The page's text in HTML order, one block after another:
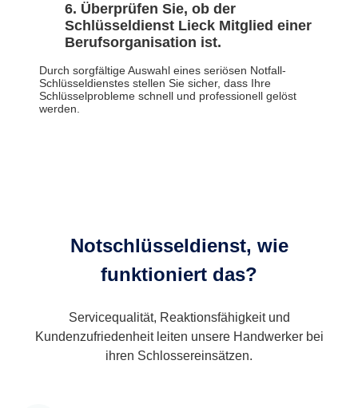
Überprüfen Sie, ob der
Schlüsseldienst Lieck Mitglied einer
Berufsorganisation ist.
Durch sorgfältige Auswahl eines seriösen Notfall-
Schlüsseldienstes stellen Sie sicher, dass Ihre
Schlüsselprobleme schnell und professionell gelöst
werden.
Notschlüsseldienst, wie
funktioniert das?
Servicequalität, Reaktionsfähigkeit und
Kundenzufriedenheit leiten unsere Handwerker bei
ihren Schlossereinsätzen.